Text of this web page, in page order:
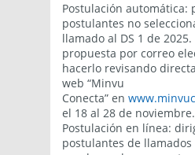
Postulación automática:
postulantes no
llamado al DS 1 de
propuesta por correo
hacerlo revisando
web “Minvu
Conecta” en
el 18 al 28 de noviembre.
Postulación en línea:
postulantes de